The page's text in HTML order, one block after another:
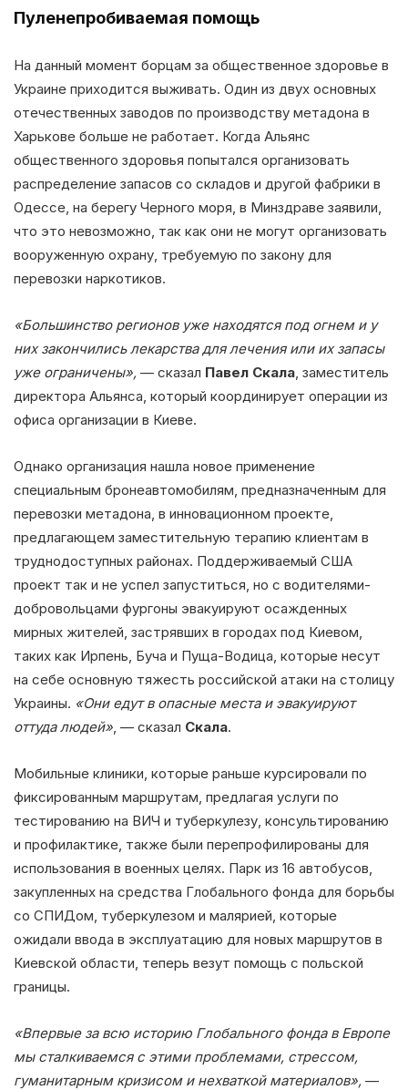
Пуленепробиваемая помощь
На данный момент борцам за общественное здоровье в
Украине приходится выживать. Один из двух основных
отечественных заводов по производству метадона в
Харькове больше не работает. Когда Альянс
общественного здоровья попытался организовать
распределение запасов со складов и другой фабрики в
Одессе, на берегу Черного моря, в Минздраве заявили,
что это невозможно, так как они не могут организовать
вооруженную охрану, требуемую по закону для
перевозки наркотиков.
«Большинство регионов уже находятся под огнем и у
них закончились лекарства для лечения или их запасы
уже ограничены», — сказал Павел Скала , заместитель
директора Альянса, который координирует операции из
офиса организации в Киеве.
Однако организация нашла новое применение
специальным бронеавтомобилям, предназначенным для
перевозки метадона, в инновационном проекте,
предлагающем заместительную терапию клиентам в
труднодоступных районах. Поддерживаемый США
проект так и не успел запуститься, но с водителями-
добровольцами фургоны эвакуируют осажденных
мирных жителей, застрявших в городах под Киевом,
таких как Ирпень, Буча и Пуща-Водица, которые несут
на себе основную тяжесть российской атаки на столицу
Украины. «Они едут в опасные места и эвакуируют
оттуда людей» , — сказал Скала.
Мобильные клиники, которые раньше курсировали по
фиксированным маршрутам, предлагая услуги по
тестированию на ВИЧ и туберкулезу, консультированию
и профилактике, также были перепрофилированы для
использования в военных целях. Парк из 16 автобусов,
закупленных на средства Глобального фонда для борьбы
со СПИДом, туберкулезом и малярией, которые
ожидали ввода в эксплуатацию для новых маршрутов в
Киевской области, теперь везут помощь с польской
границы.
«Впервые за всю историю Глобального фонда в Европе
мы сталкиваемся с этими проблемами, стрессом,
гуманитарным кризисом и нехваткой материалов», —